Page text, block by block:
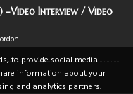
-Video Interview / Video
to provide social media
information about your
and analytics partners.